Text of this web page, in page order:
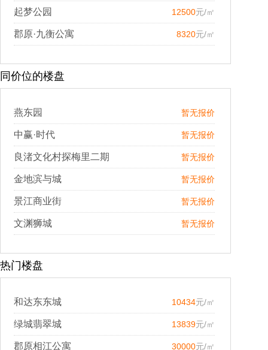
起梦公园 12500元/㎡
郡原·九衡公寓 8320元/㎡
同价位的楼盘
燕东园 暂无报价
中赢·时代 暂无报价
良渚文化村探梅里二期 暂无报价
金地滨与城 暂无报价
景江商业街 暂无报价
文渊狮城 暂无报价
热门楼盘
和达东东城 10434元/㎡
绿城翡翠城 13839元/㎡
郡原相江公寓 30000元/㎡